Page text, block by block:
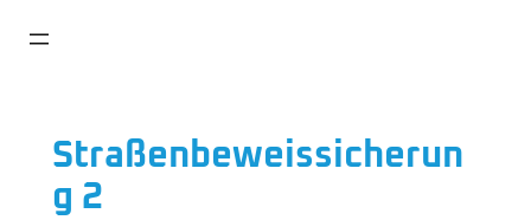
Inhalt
Straßenbeweissicherun
g 2